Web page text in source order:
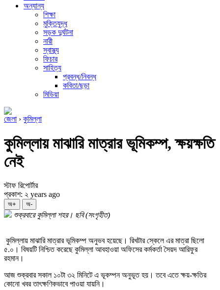
অন্যান্য
শিক্ষা
মুক্তিযুদ্ধ
সড়ক দুর্ঘটনা
নারী
স্বাস্থ্য
ফিচার
সাহিত্য
প্রবন্ধ/নিবন্ধ
কবিতা/ছড়া
মিডিয়া
জেলা › কুমিল্লা
কুমিল্লায় মাঝারি মাত্রার ভূমিকম্প, ক্ষয়ক্ষতি
নেই
স্টাফ রিপোর্টার
প্রকাশ: ২ years ago
অ+ অ-
শুক্রবারে কুমিল্লা শহর। ছবি (সংগৃহীত)
কুমিল্লায় মাঝারি মাত্রার ভূমিকম্প অনুভব হয়েছে। রিখটার স্কেলে এর মাত্রা ছিলো
৫.০। বিষয়টি নিশ্চিত করেছে কুমিল্লা আবহাওয়া অফিসের কর্মকর্তা সৈয়দ আরিফুর
রহমান।
আজ শুক্রবার সকাল ১০টা ৩২ মিনিটে এ ভূকম্পন অনুভূত হয়। তবে এতে ক্ষয়-ক্ষতির
কোনো খবর তাৎক্ষণিকভাবে পাওয়া যায়নি।